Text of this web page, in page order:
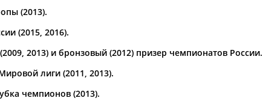
мм
(2013).
(2015, 2016).
2013) и бронзовый (2012) призер чемпионатов России.
лиги (2011, 2013).
чемпионов (2013).